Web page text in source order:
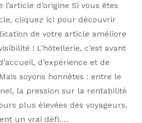
d’origine Si vous êtes
cliquez ici pour découvrir
de votre article améliore
! L’hôtellerie, c’est avant
d’expérience et de
soyons honnêtes : entre le
la pression sur la rentabilité
plus élevées des voyageurs,
un vrai défi.…